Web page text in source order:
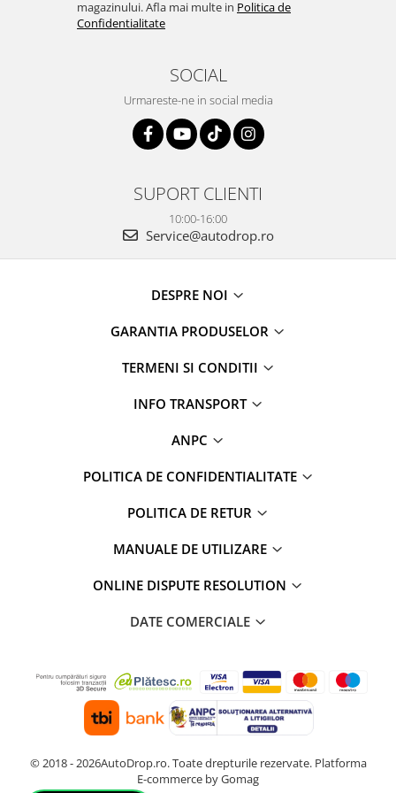
Camere Renault
Camere înregistrare trafic
Conectică Opel
Conectică Chevrolet
Conectică Renault
magazinului. Afla mai multe in Politica de
Confidentialitate
SOCIAL
Urmareste-ne in social media
SUPORT CLIENTI
10:00-16:00
Service@autodrop.ro
DESPRE NOI
GARANTIA PRODUSELOR
TERMENI SI CONDITII
INFO TRANSPORT
ANPC
POLITICA DE CONFIDENTIALITATE
POLITICA DE RETUR
MANUALE DE UTILIZARE
ONLINE DISPUTE RESOLUTION
DATE COMERCIALE
© 2018 - 2026AutoDrop.ro. Toate drepturile rezervate. Platforma
E-commerce by Gomag